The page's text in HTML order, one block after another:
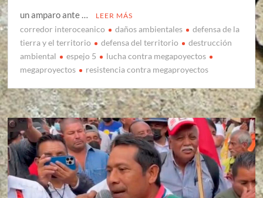
un amparo ante …
LEER MÁS
corredor interoceanico daños ambientales
defensa de la
tierra y el territorio
defensa del territorio
destrucción
ambiental
espejo 5
lucha contra megapoyectos
megaproyectos
resistencia contra megaproyectos